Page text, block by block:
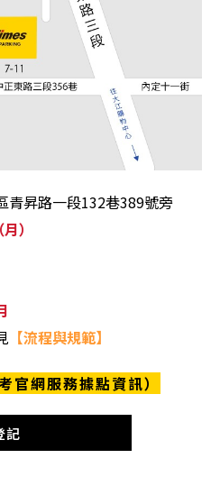
青昇路一段132巷389號旁
）
【流程與規範】
官網服務據點資訊）
記